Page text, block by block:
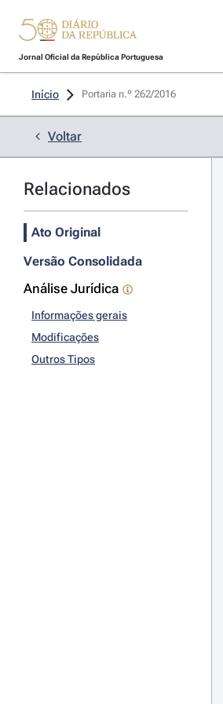
Jornal Oficial da República Portuguesa
Início Portaria n.º 262/2016
Voltar
Relacionados
Ato Original
Versão Consolidada
Análise Jurídica
Informações gerais
Modificações
Outros Tipos